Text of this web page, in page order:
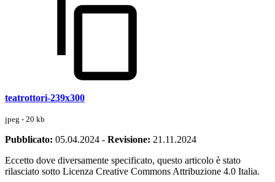
teatrottori-239x300
jpeg - 20 kb
Pubblicato: 05.04.2024 - Revisione: 21.11.2024
Eccetto dove diversamente specificato, questo articolo è stato
rilasciato sotto Licenza Creative Commons Attribuzione 4.0 Italia.